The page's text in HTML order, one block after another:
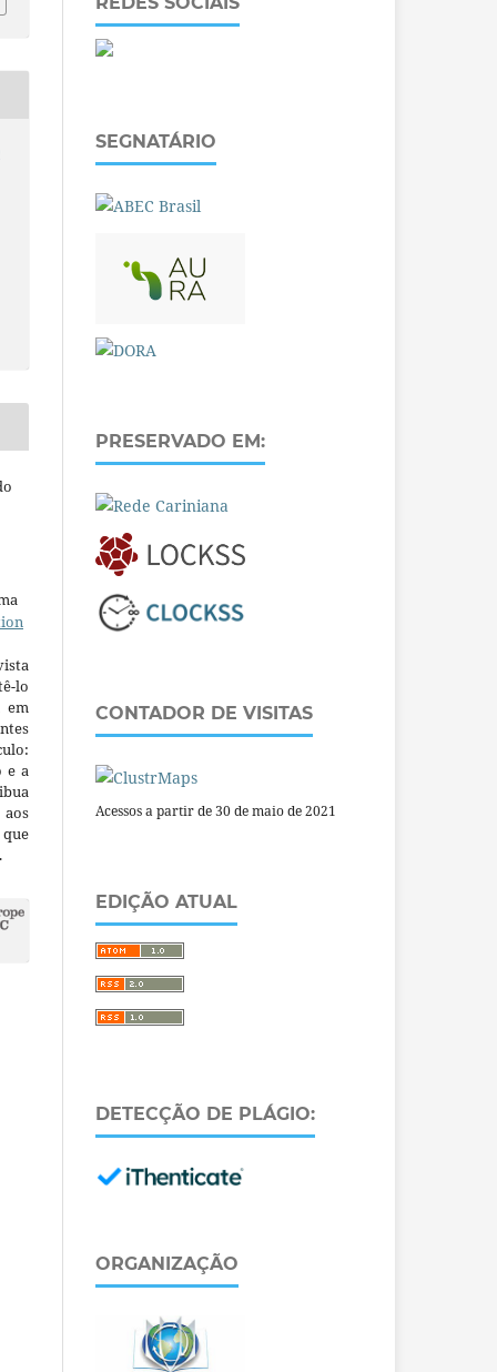
lo
em
e a
SEGNATÁRIO
PRESERVADO EM:
CONTADOR DE VISITAS
Acessos a partir de 30 de maio de 2021
EDIÇÃO ATUAL
DETECÇÃO DE PLÁGIO:
ORGANIZAÇÃO